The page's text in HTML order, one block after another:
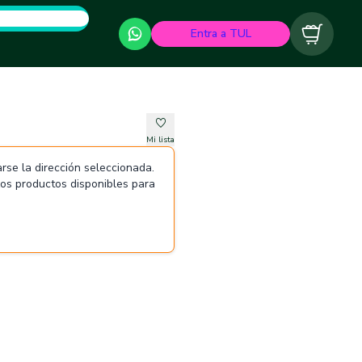
Entra a TUL Carrito
Mi lista
la dirección seleccionada.
productos disponibles para